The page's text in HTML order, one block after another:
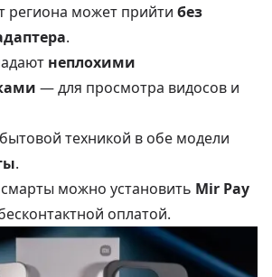
региона может прийти без
.
неплохими
— для просмотра видосов и
техникой в обе модели
.
можно установить Mir Pay
оплатой.